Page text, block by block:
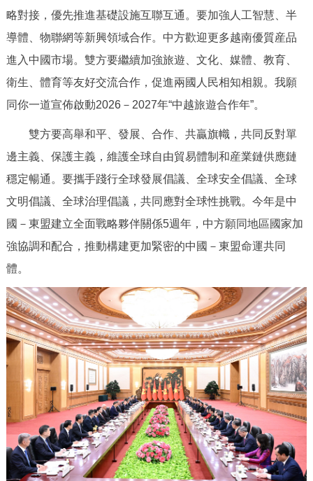
略對接，優先推進基礎設施互聯互通。要加強人工智慧、半
導體、物聯網等新興領域合作。中方歡迎更多越南優質産品
進入中國市場。雙方要繼續加強旅遊、文化、媒體、教育、
衛生、體育等友好交流合作，促進兩國人民相知相親。我願
同你一道宣佈啟動2026－2027年“中越旅遊合作年”。
雙方要高舉和平、發展、合作、共贏旗幟，共同反對單
邊主義、保護主義，維護全球自由貿易體制和産業鏈供應鏈
穩定暢通。要攜手踐行全球發展倡議、全球安全倡議、全球
文明倡議、全球治理倡議，共同應對全球性挑戰。今年是中
國－東盟建立全面戰略夥伴關係5週年，中方願同地區國家加
強協調和配合，推動構建更加緊密的中國－東盟命運共同
體。